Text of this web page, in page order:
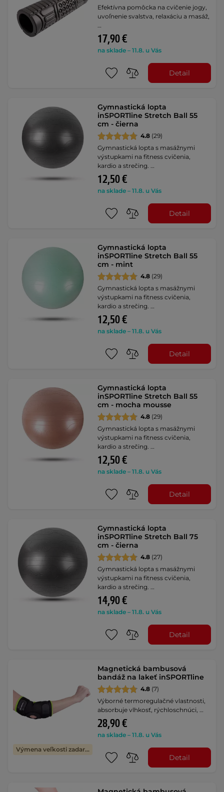
Efektívna pomôcka na cvičenie jogy,
uvoľnenie svalstva, relaxáciu a masáž,
…
17,90 €
na sklade – 11.8. u Vás
Detail
Gymnastická lopta
inSPORTline Stretch Ball 55
cm - čierna
4.8 (29)
Gymnastická lopta s masážnymi
výstupkami na fitness cvičenia,
kardio a strečing. …
12,50 €
na sklade – 11.8. u Vás
Detail
Gymnastická lopta
inSPORTline Stretch Ball 55
cm - mint
4.8 (29)
Gymnastická lopta s masážnymi
výstupkami na fitness cvičenia,
kardio a strečing. …
12,50 €
na sklade – 11.8. u Vás
Detail
Gymnastická lopta
inSPORTline Stretch Ball 55
cm - mocha mousse
4.8 (29)
Gymnastická lopta s masážnymi
výstupkami na fitness cvičenia,
kardio a strečing. …
12,50 €
na sklade – 11.8. u Vás
Detail
Gymnastická lopta
inSPORTline Stretch Ball 75
cm - čierna
4.8 (27)
Gymnastická lopta s masážnymi
výstupkami na fitness cvičenia,
kardio a strečing. …
14,90 €
na sklade – 11.8. u Vás
Detail
Výmena veľkosti zadarmo
Magnetická bambusová
bandáž na lakeť inSPORTline
4.8 (7)
Výborné termoregulačné vlastnosti,
absorbuje vlhkosť, rýchloschnúci, …
28,90 €
na sklade – 11.8. u Vás
Detail